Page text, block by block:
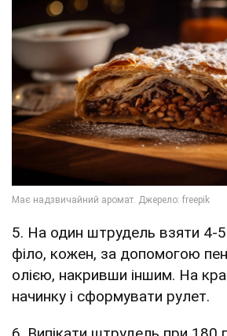
5. На один штрудель взяти 4-5
філо, кожен, за допомогою
олією, накривши іншим. На
начинку і сформувати рулет.